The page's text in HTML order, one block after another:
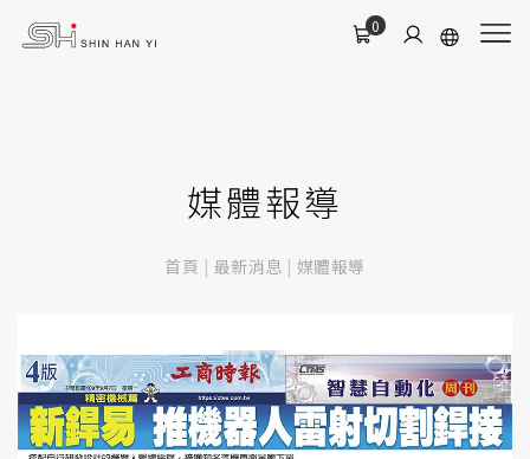
0
媒體報導
首頁 | 最新消息 | 媒體報導